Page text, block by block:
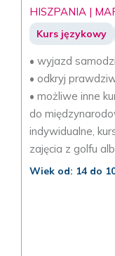
HISZPANIA |
Kurs językowy
• wyjazd
• odkryj
• możliwe inne
do
indywidualne,
zajęcia z golfu
Wiek od: 14 do